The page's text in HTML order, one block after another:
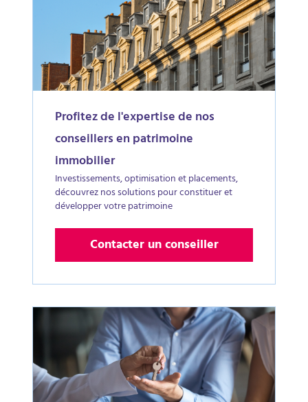
Profitez de l'expertise de nos
conseillers en patrimoine
immobilier
Investissements, optimisation et placements,
découvrez nos solutions pour constituer et
développer votre patrimoine
Contacter un conseiller